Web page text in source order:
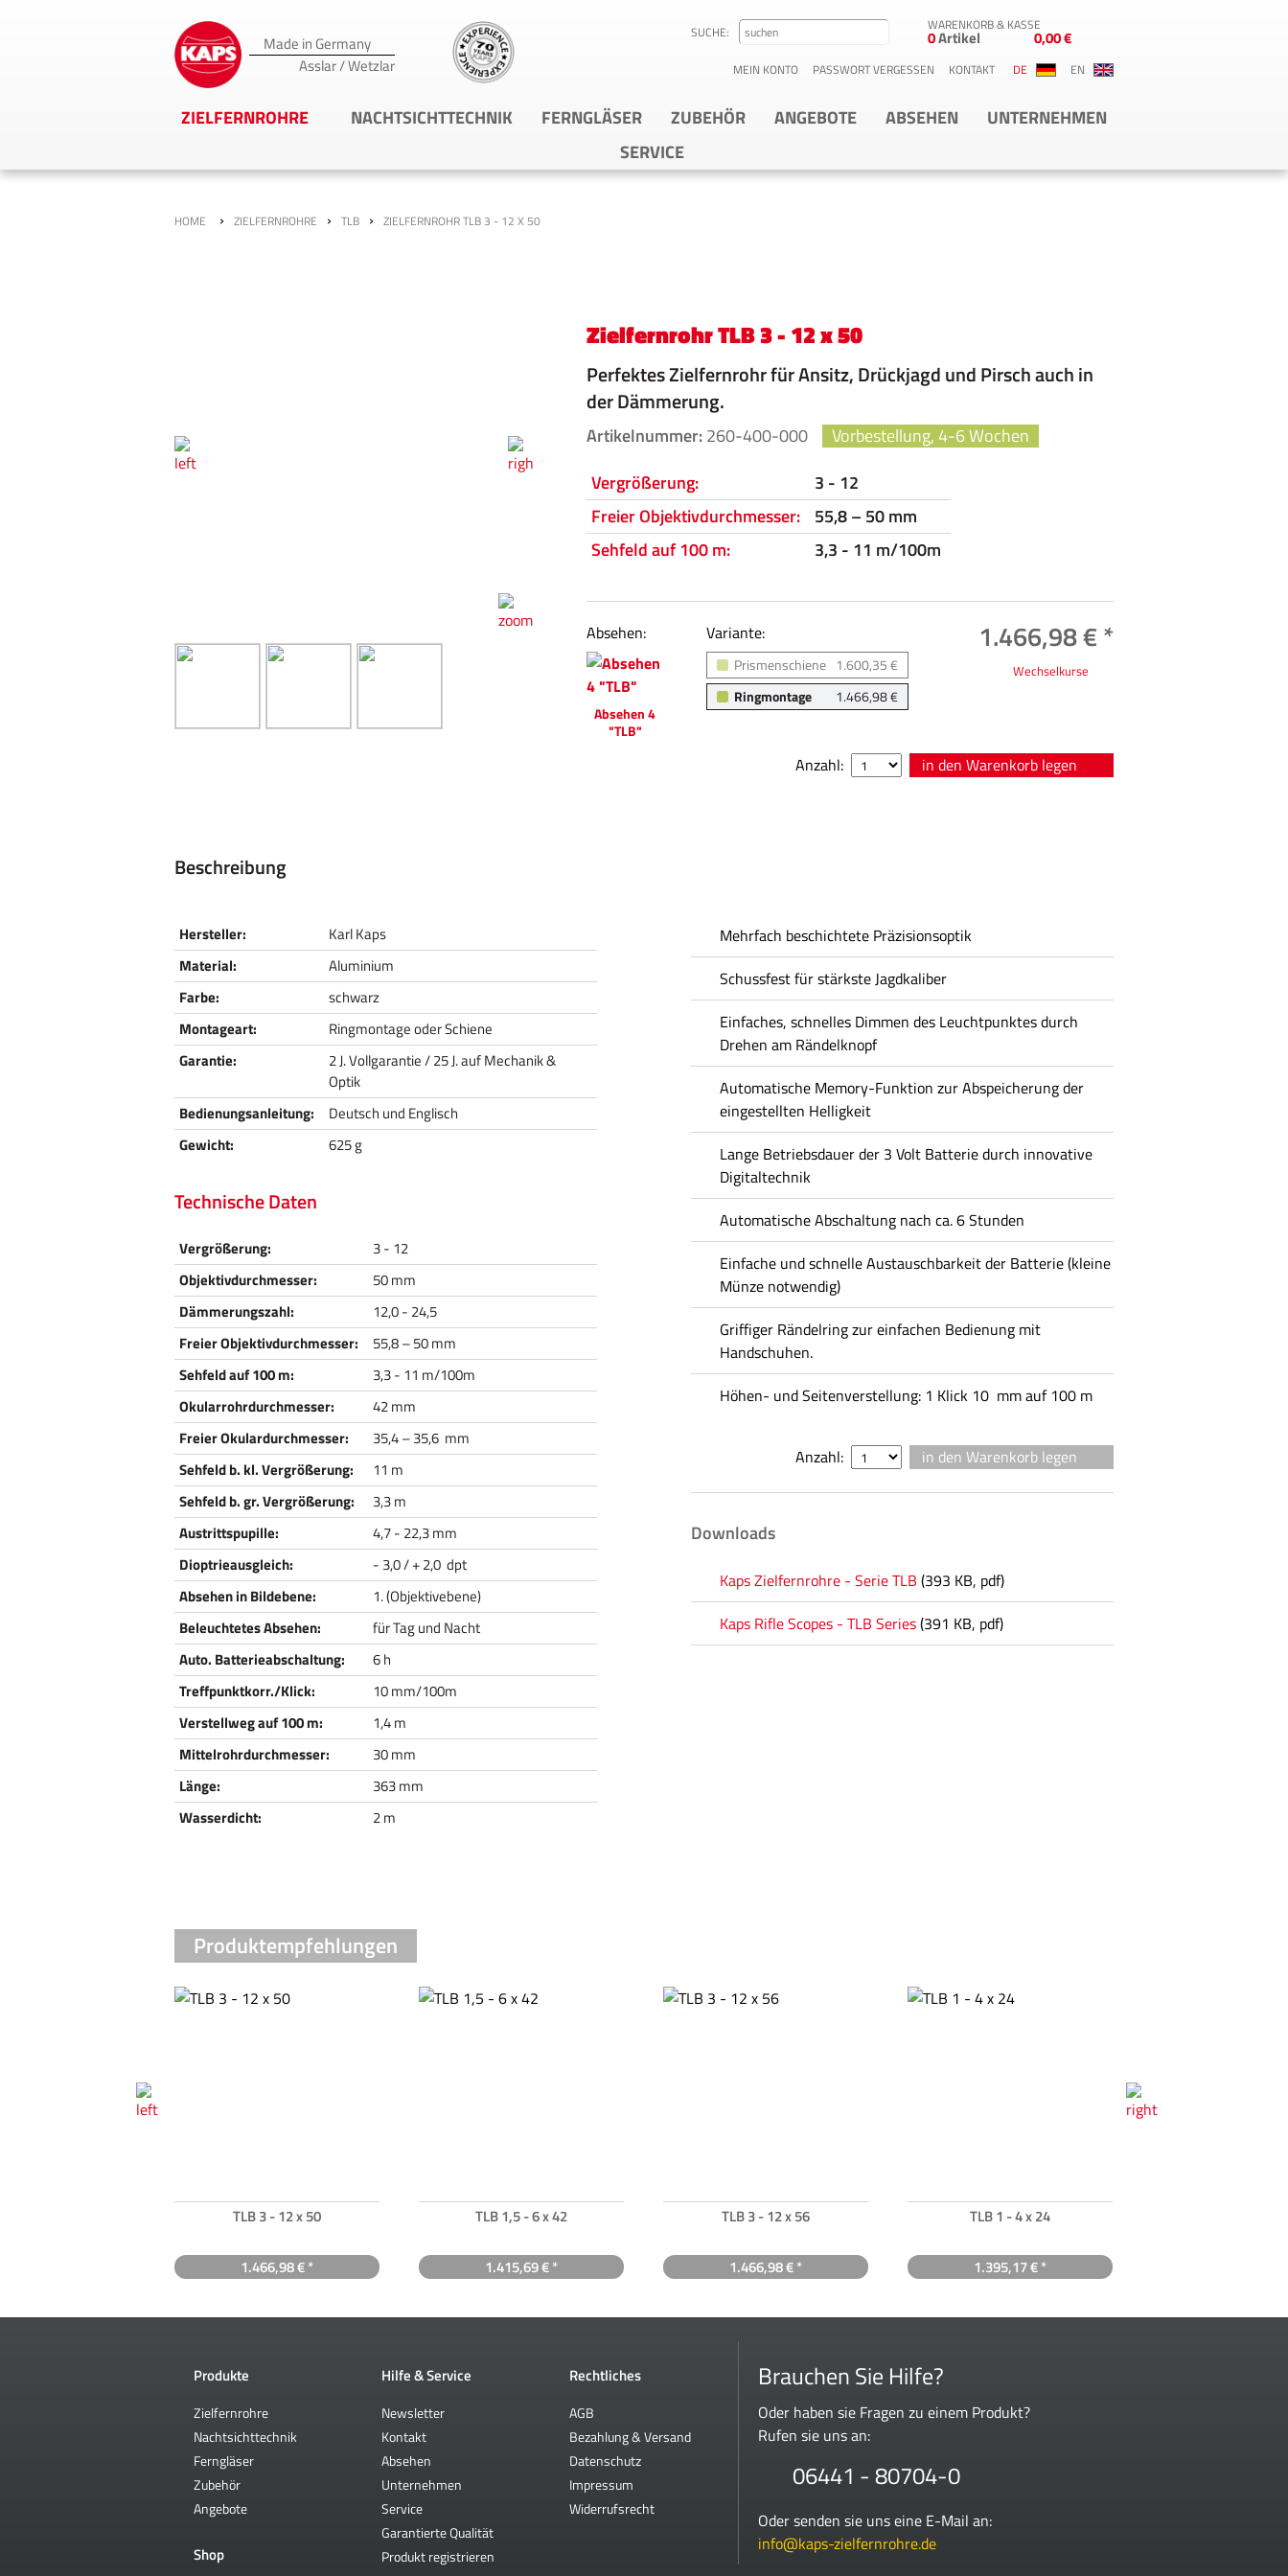
Made in Germany
Asslar / Wetzlar
WARENKORB & KASSE
0,00 €
0Artikel
SUCHE:
MEIN KONTO PASSWORT VERGESSEN KONTAKT DE EN
ZIELFERNROHRE NACHTSICHTTECHNIK FERNGLÄSER ZUBEHÖR ANGEBOTE ABSEHEN
UNTERNEHMEN
SERVICE
HOME › ZIELFERNROHRE › TLB › ZIELFERNROHR TLB 3 - 12 X 50
Zielfernrohr TLB 3 - 12 x 50
Perfektes Zielfernrohr für Ansitz, Drückjagd und Pirsch auch in
der Dämmerung.
Artikelnummer:260-400-000
Vorbestellung, 4-6 Wochen
Vergrößerung:
3 - 12
Freier Objektivdurchmesser: 55,8 – 50 mm
Sehfeld auf 100 m:
3,3 - 11 m/100m
Absehen:
Absehen 4
"TLB"
Variante:
1.600,35 €
Prismenschiene
1.466,98 €
Ringmontage
1.466,98 € *
Wechselkurse
Anzahl:
Beschreibung
Hersteller:
Karl Kaps
Material:
Aluminium
Farbe:
schwarz
Montageart:
Ringmontage oder Schiene
Garantie:
2 J. Vollgarantie / 25 J. auf Mechanik &
Optik
Bedienungsanleitung:
Deutsch und Englisch
Gewicht:
625 g
Technische Daten
Vergrößerung:
3 - 12
Objektivdurchmesser:
50 mm
Dämmerungszahl:
12,0 - 24,5
Freier Objektivdurchmesser:
55,8 – 50 mm
Sehfeld auf 100 m:
3,3 - 11 m/100m
Okularrohrdurchmesser:
42 mm
Freier Okulardurchmesser:
35,4 – 35,6 mm
Sehfeld b. kl. Vergrößerung:
11 m
Sehfeld b. gr. Vergrößerung:
3,3 m
Austrittspupille:
4,7 - 22,3 mm
Dioptrieausgleich:
- 3,0 / + 2,0 dpt
Absehen in Bildebene:
1. (Objektivebene)
Beleuchtetes Absehen:
für Tag und Nacht
Auto. Batterieabschaltung:
6 h
Treffpunktkorr./Klick:
10 mm/100m
Verstellweg auf 100 m:
1,4 m
Mittelrohrdurchmesser:
30 mm
Länge:
363 mm
Wasserdicht:
2 m
Mehrfach beschichtete Präzisionsoptik
Schussfest für stärkste Jagdkaliber
Einfaches, schnelles Dimmen des Leuchtpunktes durch
Drehen am Rändelknopf
Automatische Memory-Funktion zur Abspeicherung der
eingestellten Helligkeit
Lange Betriebsdauer der 3 Volt Batterie durch innovative
Digitaltechnik
Automatische Abschaltung nach ca. 6 Stunden
Einfache und schnelle Austauschbarkeit der Batterie (kleine
Münze notwendig)
Griffiger Rändelring zur einfachen Bedienung mit
Handschuhen.
Höhen- und Seitenverstellung: 1 Klick 10 mm auf 100 m
Anzahl:
Downloads
Kaps Zielfernrohre - Serie TLB (393 KB, pdf)
Kaps Rifle Scopes - TLB Series(391 KB, pdf)
Produktempfehlungen
TLB 3 - 12 x 50
1.466,98 € *
TLB 1,5 - 6 x 42
1.415,69 € *
TLB 3 - 12 x 56
1.466,98 € *
TLB 1 - 4 x 24
1.395,17 € *
Produkte
Zielfernrohre
Nachtsichttechnik
Ferngläser
Zubehör
Angebote
Shop
Hilfe & Service
Newsletter
Kontakt
Absehen
Unternehmen
Service
Garantierte Qualität
Produkt registrieren
Rechtliches
AGB
Bezahlung & Versand
Datenschutz
Impressum
Widerrufsrecht
Brauchen Sie Hilfe?
Oder haben sie Fragen zu einem Produkt?
Rufen sie uns an:
06441 - 80704-0
Oder senden sie uns eine E-Mail an:
info@kaps-zielfernrohre.de